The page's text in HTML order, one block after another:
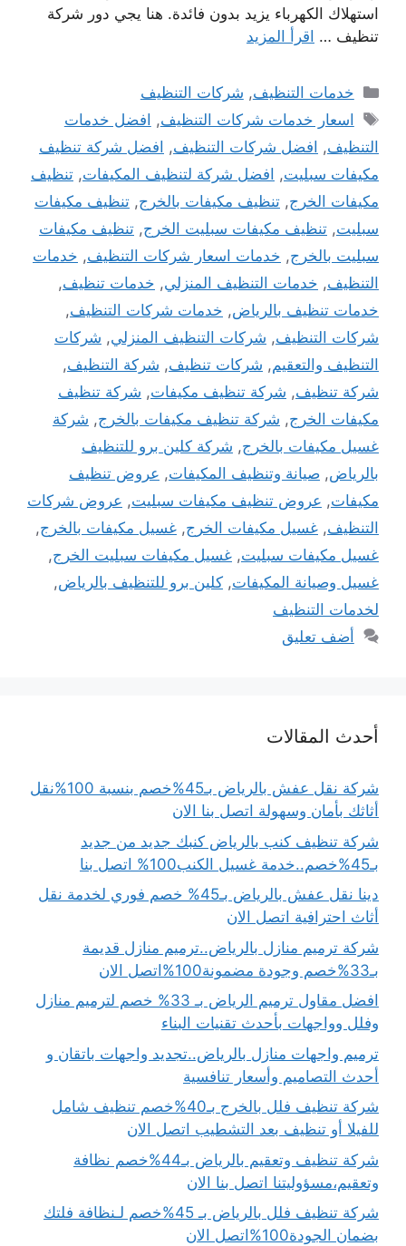
استهلاك الكهرباء يزيد بدون فائدة. هنا يجي دور شركة
تنظيف … اقرأ المزيد
التصنيفات
خدمات التنظيف, شركات التنظيف
الوسوم
اسعار خدمات شركات التنظيف, افضل خدمات
التنظيف, افضل شركات التنظيف, افضل شركة تنظيف
مكيفات سبليت, افضل شركة لتنظيف المكيفات, تنظيف
مكيفات الخرج, تنظيف مكيفات بالخرج, تنظيف مكيفات
سبليت, تنظيف مكيفات سبليت الخرج, تنظيف مكيفات
سبليت بالخرج, خدمات اسعار شركات التنظيف, خدمات
التنظيف, خدمات التنظيف المنزلي, خدمات تنظيف,
خدمات تنظيف بالرياض, خدمات شركات التنظيف,
شركات التنظيف, شركات التنظيف المنزلي, شركات
التنظيف والتعقيم, شركات تنظيف, شركة التنظيف,
شركة تنظيف, شركة تنظيف مكيفات, شركة تنظيف
مكيفات الخرج, شركة تنظيف مكيفات بالخرج, شركة
غسيل مكيفات بالخرج, شركة كلين برو للتنظيف
بالرياض, صيانة وتنظيف المكيفات, عروض تنظيف
مكيفات, عروض تنظيف مكيفات سبليت, عروض شركات
التنظيف, غسيل مكيفات الخرج, غسيل مكيفات بالخرج,
غسيل مكيفات سبليت, غسيل مكيفات سبليت الخرج,
غسيل وصيانة المكيفات, كلين برو للتنظيف بالرياض,
لخدمات التنظيف
أضف تعليق
أحدث المقالات
شركة نقل عفش بالرياض بـ45%خصم بنسبة 100%نقل
أثاثك بأمان وسهولة اتصل بنا الان
شركة تنظيف كنب بالرياض كنبك جديد من جديد
بـ45%خصم..خدمة غسيل الكنب100% اتصل بنا
دينا نقل عفش بالرياض بـ45% خصم فوري لخدمة نقل
أثاث احترافية اتصل الان
شركة ترميم منازل بالرياض..ترميم منازل قديمة
بـ33%خصم وجودة مضمونة100%اتصل الان
افضل مقاول ترميم الرياض بـ 33% خصم لترميم منازل
وفلل وواجهات بأحدث تقنيات البناء
ترميم واجهات منازل بالرياض..تجديد واجهات باتقان و
أحدث التصاميم وأسعار تنافسية
شركة تنظيف فلل بالخرج بـ40%خصم تنظيف شامل
للفيلا أو تنظيف بعد التشطيب اتصل الان
شركة تنظيف وتعقيم بالرياض بـ44%خصم نظافة
وتعقيم،مسؤوليتنا اتصل بنا الان
شركة تنظيف فلل بالرياض بـ 45%خصم لـنظافة فلتك
بضمان الجودة100%اتصل الان